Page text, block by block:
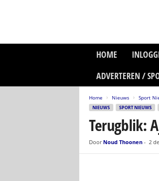
HOME
ADVERTEREN /
Home Nieuws Sport
NIEUWS SPORT NIEUWS
Terugblik:
Door Noud Thoonen- 2